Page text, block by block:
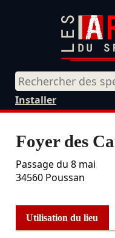
Installer
Foyer des
Passage du 8 mai
34560 Poussan
Utilisation du lieu